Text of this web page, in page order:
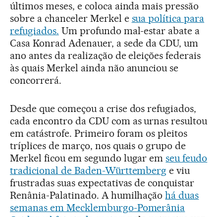
últimos meses, e coloca ainda mais pressão
sobre a chanceler Merkel e sua política para
refugiados. Um profundo mal-estar abate a
Casa Konrad Adenauer, a sede da CDU, um
ano antes da realização de eleições federais
às quais Merkel ainda não anunciou se
concorrerá.
Desde que começou a crise dos refugiados,
cada encontro da CDU com as urnas resultou
em catástrofe. Primeiro foram os pleitos
tríplices de março, nos quais o grupo de
Merkel ficou em segundo lugar emseu feudo
tradicional de Baden-Württemberg e viu
frustradas suas expectativas de conquistar
Renânia-Palatinado. A humilhaçãohá duas
semanas em Mecklemburgo-Pomerânia